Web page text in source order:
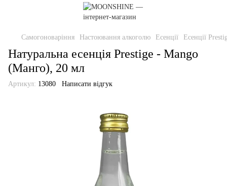
Самогоноваріння Настоювання алкоголю Есенції Есенції
Натуральна есенція Prestige - Mango
(Манго), 20 мл
Артикул: 13080 Написати відгук